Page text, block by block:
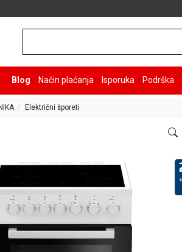
Blog Način plaćanja Isporuka Podrška
Električni šporeti